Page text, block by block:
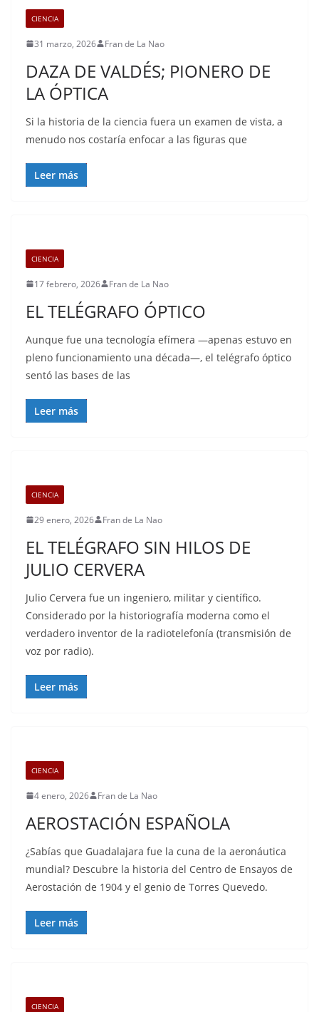
CIENCIA
31 marzo, 2026 Fran de La Nao
DAZA DE VALDÉS; PIONERO DE
LA ÓPTICA
Si la historia de la ciencia fuera un examen de vista, a
menudo nos costaría enfocar a las figuras que
Leer más
CIENCIA
17 febrero, 2026 Fran de La Nao
EL TELÉGRAFO ÓPTICO
Aunque fue una tecnología efímera —apenas estuvo en
pleno funcionamiento una década—, el telégrafo óptico
sentó las bases de las
Leer más
CIENCIA
29 enero, 2026 Fran de La Nao
EL TELÉGRAFO SIN HILOS DE
JULIO CERVERA
Julio Cervera fue un ingeniero, militar y científico.
Considerado por la historiografía moderna como el
verdadero inventor de la radiotelefonía (transmisión de
voz por radio).
Leer más
CIENCIA
4 enero, 2026 Fran de La Nao
AEROSTACIÓN ESPAÑOLA
¿Sabías que Guadalajara fue la cuna de la aeronáutica
mundial? Descubre la historia del Centro de Ensayos de
Aerostación de 1904 y el genio de Torres Quevedo.
Leer más
CIENCIA